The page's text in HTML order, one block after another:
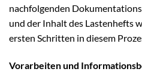
nachfolgenden
und der Inhalt des Lastenhefts
ersten Schritten in diesem
Vorarbeiten und